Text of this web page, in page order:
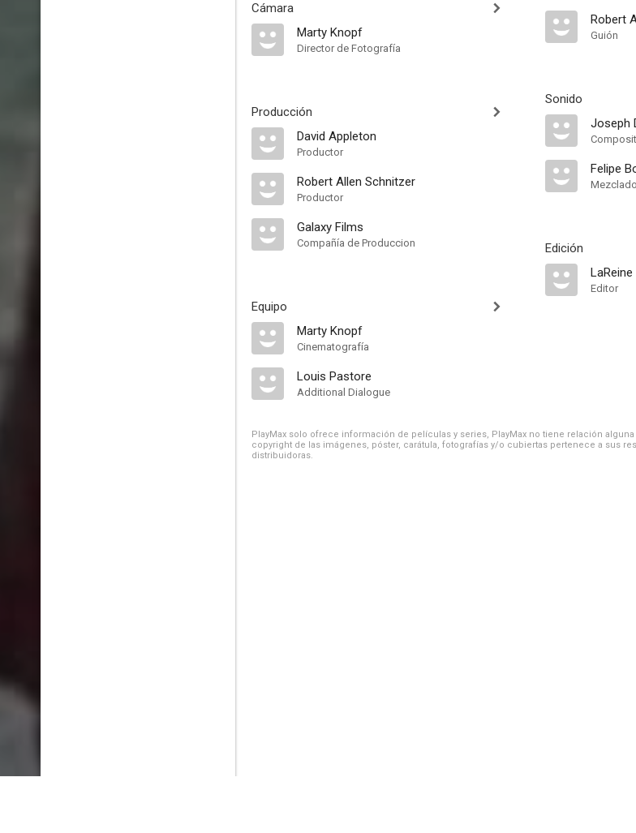
Cámara
Marty Knopf
Director de Fotografía
Producción
David Appleton
Productor
Robert Allen Schnitzer
Productor
Galaxy Films
Compañía de Produccion
Equipo
Marty Knopf
Cinematografía
Louis Pastore
Additional Dialogue
Robert
Guión
Sonido
Joseph
Felipe
Edición
Editor
PlayMax solo ofrece información de películas y series, PlayMax no tiene relación
copyright de las imágenes, póster, carátula, fotografías y/o cubiertas pertenece a sus
distribuidoras.